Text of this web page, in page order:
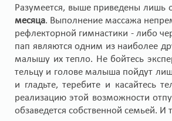
Разумеется, выше приведены
месяца. Выполнение массажа
рефлекторной гимнастики - либо
пап являются одним из наиболее
малышу их тепло. Не бойтесь
тельцу и голове малыша пойдут
и гладьте, теребите и касайтесь
реализацию этой возможности
обзаведется собственной семьей.